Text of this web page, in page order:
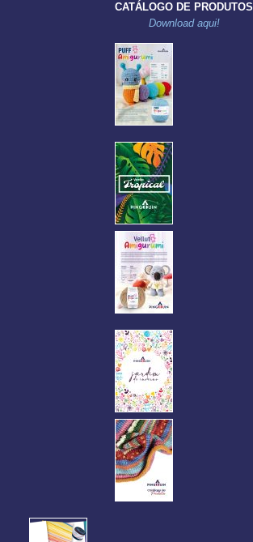
CATÁLOGO DE PRODUTOS
Download aqui!